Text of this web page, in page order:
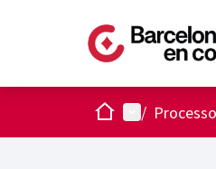
Inici Menú
/